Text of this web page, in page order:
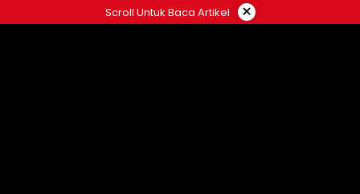
ke
Scroll Untuk Baca Artikel ×